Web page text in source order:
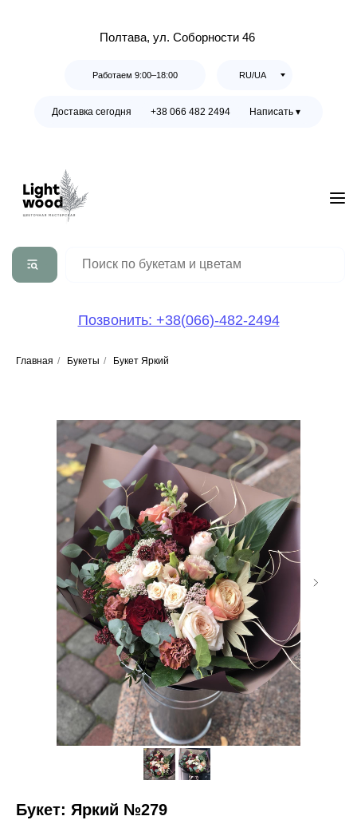
Полтава, ул. Соборности 46
RU/UA
Работаем 9:00–18:00
Доставка сегодня +38 066 482 2494 Написать ▾
Позвонить: +38(066)-482-2494
Главная / Букеты / Букет Яркий
Букет: Яркий №279